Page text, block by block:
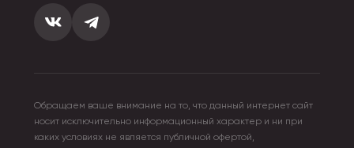
Обращаем ваше внимание на то, что данный интернет сайт
носит исключительно информационный характер и ни при
каких условиях не является публичной офертой,